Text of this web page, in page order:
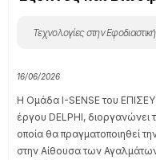
Τεχνολογίες στην
16/06/2026
Η Ομάδα I-SENSE του
έργου DELPHI, διοργανώνει
οποία θα πραγματοποιηθεί
στην Αίθουσα των